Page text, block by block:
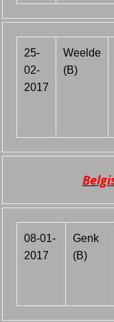
25-
02-
2017
Weelde
(B)
08-01-
2017
Genk
(B)